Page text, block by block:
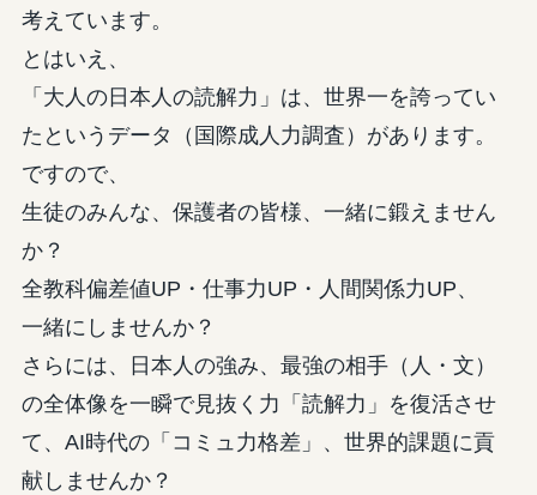
考えています。
とはいえ、
「大人の日本人の読解力」は、世界一を誇ってい
たというデータ（国際成人力調査）があります。
ですので、
生徒のみんな、保護者の皆様、一緒に鍛えません
か？
全教科偏差値UP・仕事力UP・人間関係力UP、
一緒にしませんか？
さらには、日本人の強み、最強の相手（人・文）
の全体像を一瞬で見抜く力「読解力」を復活させ
て、AI時代の「コミュ力格差」、世界的課題に貢
献しませんか？